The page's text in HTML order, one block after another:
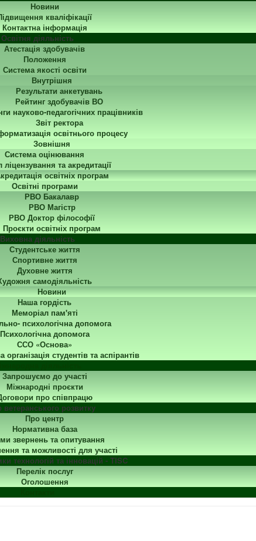
Новини
кваліфікації
Контактна інформація
Освітня діяльність
Атестація здобувачів
Положення
Система якості освіти
Внутрішня
Результати анкетувань
Рейтинг здобувачів ВО
науково-педагогічних працівників
Звіт ректора
освітнього процесу
Зовнішня
Система оцінювання
ліцензування та акредитації
освітніх програм
Освітні програми
РВО Бакалавр
РВО Магістр
РВО Доктор філософії
Проєкти освітніх програм
Виховна діяльність
Студентське життя
Спортивне життя
Духовне життя
самодіяльність
Новини
Наша гордість
Меморіал пам'яті
психологічна допомога
Психологічна допомога
ССО «Основа»
студентів та аспірантів
Запрошуємо до участі
Міжнародні проєкти
про співпрацю
ветеранського розвитку
Про центр
Нормативна база
звернень та опитування
та можливості для участі
технологій та інновацій - TISC
Перелік послуг
Оголошення